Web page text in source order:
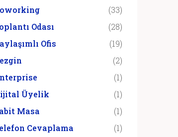
(33)
Odası
(28)
Ofis
(19)
(2)
(1)
Üyelik
(1)
Masa
(1)
Cevaplama
(1)